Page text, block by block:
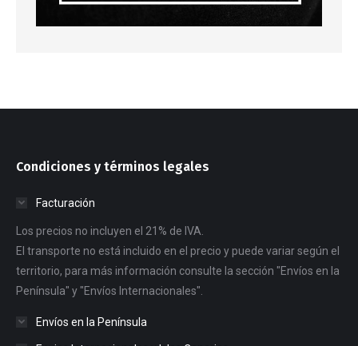
Condiciones y términos legales
Facturación
Los precios no incluyen el 21% de IVA.
El transporte no está incluido en el precio y puede variar según el
territorio, para más información consulte la sección "Envíos en la
Península" y "Envíos Internacionales".
Envíos en la Península